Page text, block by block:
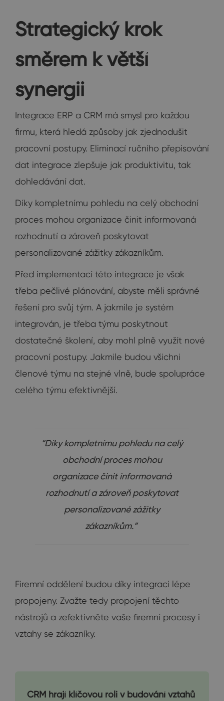
Strategický krok
směrem k větší
synergii
Integrace ERP a CRM má smysl pro každou
firmu, která hledá způsoby jak zjednodušit
pracovní postupy. Eliminací ručního přepisování
dat integrace zlepšuje jak produktivitu, tak
dohledávání dat.
Díky kompletnímu pohledu na celý obchodní
proces mohou organizace činit informovaná
rozhodnutí a zároveň poskytovat
personalizované zážitky zákazníkům.
Před implementací této integrace je však
třeba pečlivé plánování, abyste měli správné
řešení pro svůj tým. A jakmile je systém
integrován, je třeba týmu poskytnout
dostatečné školení, aby mohl plně využít nové
pracovní postupy. Jakmile budou všichni
členové týmu na stejné vlně, bude spolupráce
celého týmu efektivnější.
“Díky kompletnímu pohledu na celý
obchodní proces mohou
organizace činit informovaná
rozhodnutí a zároveň poskytovat
personalizované zážitky
zákazníkům.”
Firemní oddělení budou díky integraci lépe
propojeny. Zvažte tedy propojení těchto
nástrojů a zefektivněte vaše firemní procesy i
vztahy se zákazníky.
CRM hrají klíčovou roli v budování vztahů